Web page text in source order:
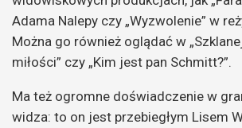
Adama Nalepy czy „Wyzwolenie” w
Można go również oglądać w
miłości” czy „Kim jest pan Schmitt?”.
Ma też ogromne doświadczenie w
widza: to on jest przebiegłym Lisem